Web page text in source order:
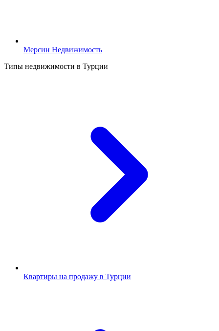
Мерсин Недвижимость
Типы недвижимости в Турции
Квартиры на продажу в Турции